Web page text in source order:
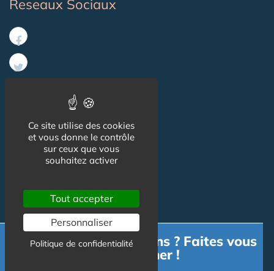
Reseaux Sociaux
Informations
Mentions légales
Contact
Besoin d'informations ? Faites vous
accompagner !
Ce site utilise des cookies
et vous donne le contrôle
sur ceux que vous
souhaitez activer
Tout accepter
Personnaliser
Politique de confidentialité